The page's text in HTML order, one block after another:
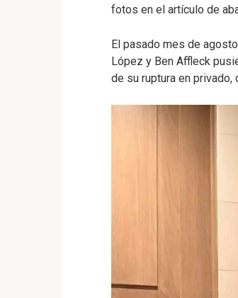
fotos en el artículo de
El pasado mes de
López y Ben Affleck
de su ruptura en